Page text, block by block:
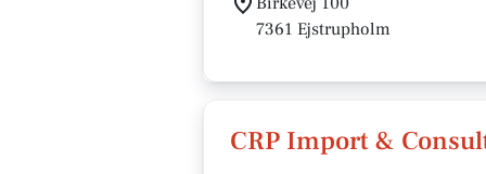
7361 Ejstrupholm
CRP Import &